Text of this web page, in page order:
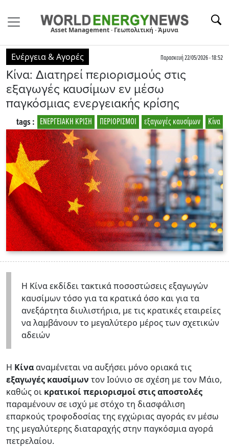
Asset Management · Γεωπολιτική · Άμυνα
Ενέργεια & Αγορές Παρασκευή 22/05/2026 - 18:52
Κίνα: Διατηρεί περιορισμούς στις
εξαγωγές καυσίμων εν μέσω
παγκόσμιας ενεργειακής κρίσης
Kίνα
εξαγωγές καυσίμων
ΠΕΡΙΟΡΙΣΜΟΙ
ΕΝΕΡΓΕΙΑΚΗ ΚΡΙΣΗ
tags :
Η Κίνα εκδίδει τακτικά ποσοστώσεις εξαγωγών
καυσίμων τόσο για τα κρατικά όσο και για τα
ανεξάρτητα διυλιστήρια, με τις κρατικές εταιρείες
να λαμβάνουν το μεγαλύτερο μέρος των σχετικών
αδειών
Η Κίνααναμένεται να αυξήσει μόνο οριακά τις
εξαγωγές καυσίμων τον Ιούνιο σε σχέση με τον Μάιο,
καθώς οι κρατικοί περιορισμοί στις αποστολές
παραμένουν σε ισχύ με στόχο τη διασφάλιση
επαρκούς τροφοδοσίας της εγχώριας αγοράς εν μέσω
της μεγαλύτερης διαταραχής στην παγκόσμια αγορά
πετρελαίου.